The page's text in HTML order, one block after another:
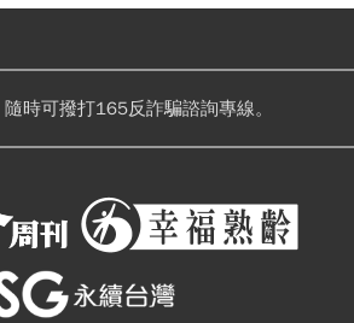
時可撥打165反詐騙諮詢專線。